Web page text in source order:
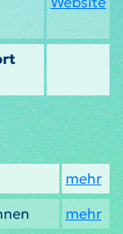
mehr
mehr